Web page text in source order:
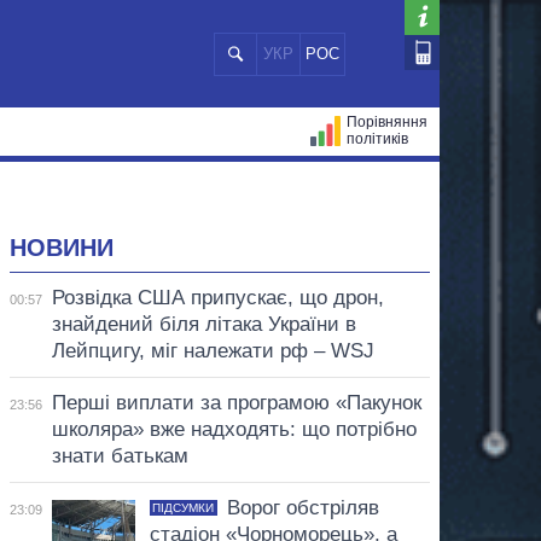
УКР РОС
Порівняння
політиків
НОВИНИ
00:57
Розвідка США припускає, що дрон,
знайдений біля літака України в
Лейпцигу, міг належати рф – WSJ
23:56
Перші виплати за програмою «Пакунок
школяра» вже надходять: що потрібно
знати батькам
23:09 ПІДСУМКИ
Ворог обстріляв
стадіон «Чорноморець», а